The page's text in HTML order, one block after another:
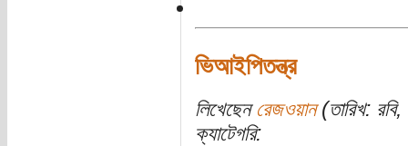
ভিআইপিতন্ত্র
লিখেছেন রেজওয়ান(তারিখ:
ক্যাটেগরি: